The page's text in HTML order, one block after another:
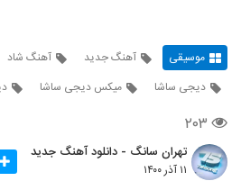
موسیقی آهنگ جدید آهنگ شاد
دیجی ساشا
میکس دیجی ساشا
۲۰۳
تهران سانگ - دانلود آهنگ جدید
۱۱ آذر ۱۴۰۰